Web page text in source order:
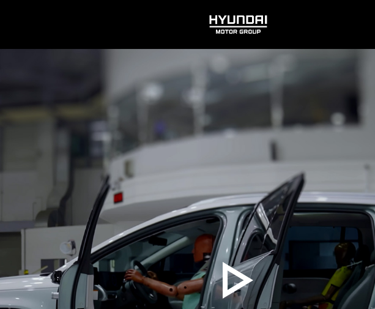
HYUNDAI
MOTOR